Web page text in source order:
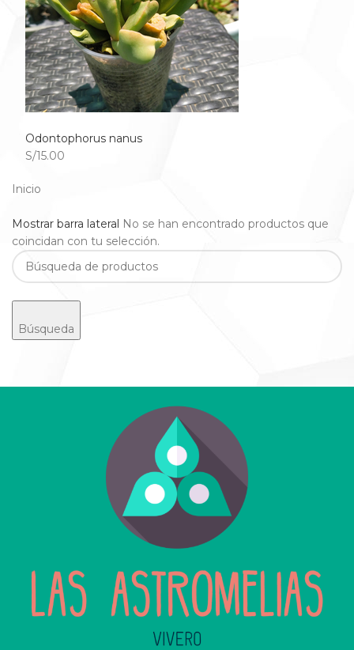
Odontophorus nanus
S/15.00
Inicio
Mostrar barra lateral No se han encontrado productos que
coincidan con tu selección.
Búsqueda